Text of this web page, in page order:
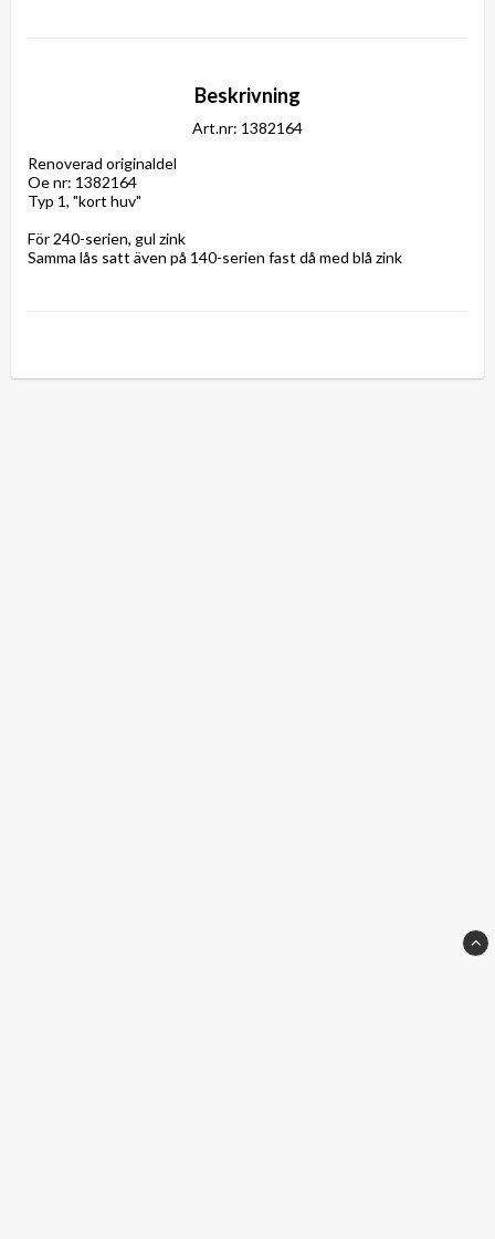
Beskrivning
Art.nr: 1382164
Renoverad originaldel
Oe nr: 1382164
Typ 1, "kort huv"
För 240-serien, gul zink
Samma lås satt även på 140-serien fast då med blå zink